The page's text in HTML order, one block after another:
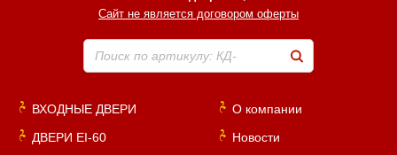
Сайт не является договором оферты
Поиск по артикулу: КД-
ВХОДНЫЕ ДВЕРИ
ДВЕРИ EI-60
О компании
Новости